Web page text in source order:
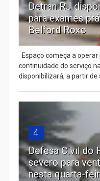
Detran RJ
para exames
Belford Roxo
Espaço começa a
continuidade do serviço
disponibilizará, a partir de
4
Defesa Civil do
severo para
nesta quarta-